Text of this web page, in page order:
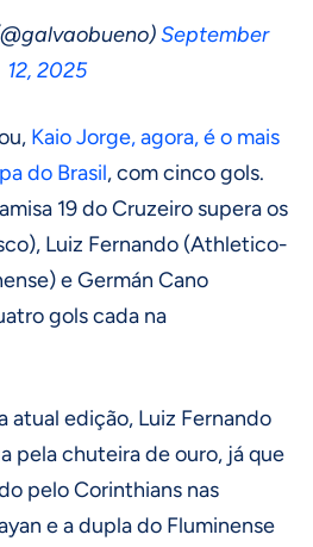
September
12, 2025
Kaio Jorge, agora, é o mais
do Brasil, com cinco gols.
19 do Cruzeiro supera os
Luiz Fernando (Athletico-
e Germán Cano
gols cada na
atual edição, Luiz Fernando
pela chuteira de ouro, já que
pelo Corinthians nas
e a dupla do Fluminense